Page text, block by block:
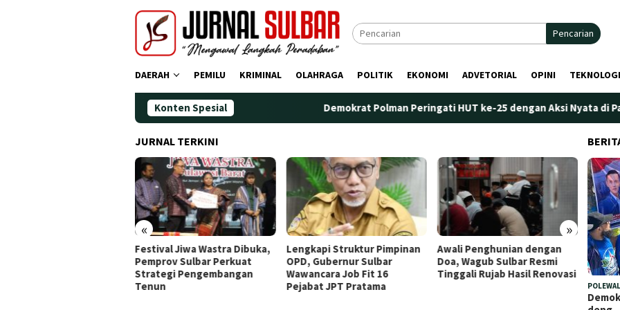
Pencarian
DAERAH PEMILU KRIMINAL OLAHRAGA POLITIK EKONOMI ADVETORIAL OPINI TEKNOLOGI
Konten Spesial Demokrat Polman Peringati HUT ke-25 dengan Aksi Nyata di Pantai
JURNAL TERKINI
« »
Lengkapi Struktur Pimpinan
OPD, Gubernur Sulbar
Wawancara Job Fit 16
Pejabat JPT Pratama
Awali Penghunian dengan
Doa, Wagub Sulbar Resmi
Tinggali Rujab Hasil Renovasi
Plt. Kepala Bapperida Sulbar
Tekankan Sinergi
Perencanaan dan Penguatan